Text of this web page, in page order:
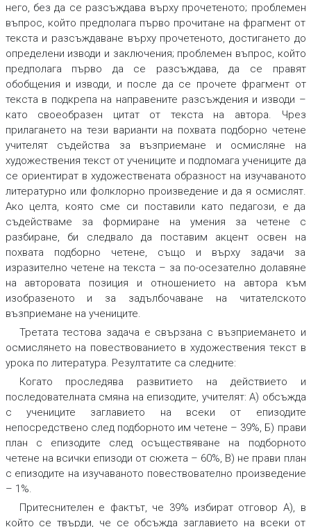
него, без да се разсъждава върху прочетеното; проблемен
въпрос, който предполага първо прочитане на фрагмент от
текста и разсъждаване върху прочетеното, достигането до
определени изводи и заключения; проблемен въпрос, който
предполага първо да се разсъждава, да се правят
обобщения и изводи, и после да се прочете фрагмент от
текста в подкрепа на направените разсъждения и изводи –
като своеобразен цитат от текста на автора. Чрез
прилагането на тези варианти на похвата подборно четене
учителят съдейства за възприемане и осмисляне на
художествения текстот учениците и подпомага учениците да
се ориентират в художествената образност на изучаваното
литературно или фолклорно произведение и да я осмислят.
Ако целта, която сме си поставили като педагози, е да
съдействаме за формиране на умения за четене с
разбиране, би следвало да поставим акцент освен на
похвата подборно четене, също и върху задачи за
изразително четене на текста – за по-осезателно долавяне
на авторовата позиция и отношението на автора към
изобразеното и за задълбочаване на читателското
възприемане на учениците.
Третата тестова задача е свързана с възприемането и
осмислянето на повествованието в художествения текст в
урока по литература. Резултатите са следните:
Когато проследява развитието на действието и
последователната смяна на епизодите, учителят: А) обсъжда
с учениците заглавието на всеки от епизодите
непосредствено след подборното им четене – 39%, Б) прави
план с епизодите след осъществяване на подборното
четене на всички епизоди от сюжета – 60%, В) не прави план
с епизодите на изучаваното повествователно произведение
– 1%.
Притеснителен е фактът, че 39% избират отговор А), в
който се твърди, че се обсъжда заглавието на всеки от